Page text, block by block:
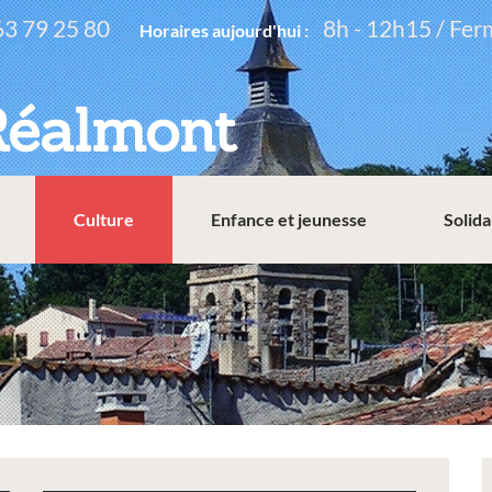
79 25 80 Horaires aujourd'hui : 8h - 12h15 /
Culture Enfance et jeunesse